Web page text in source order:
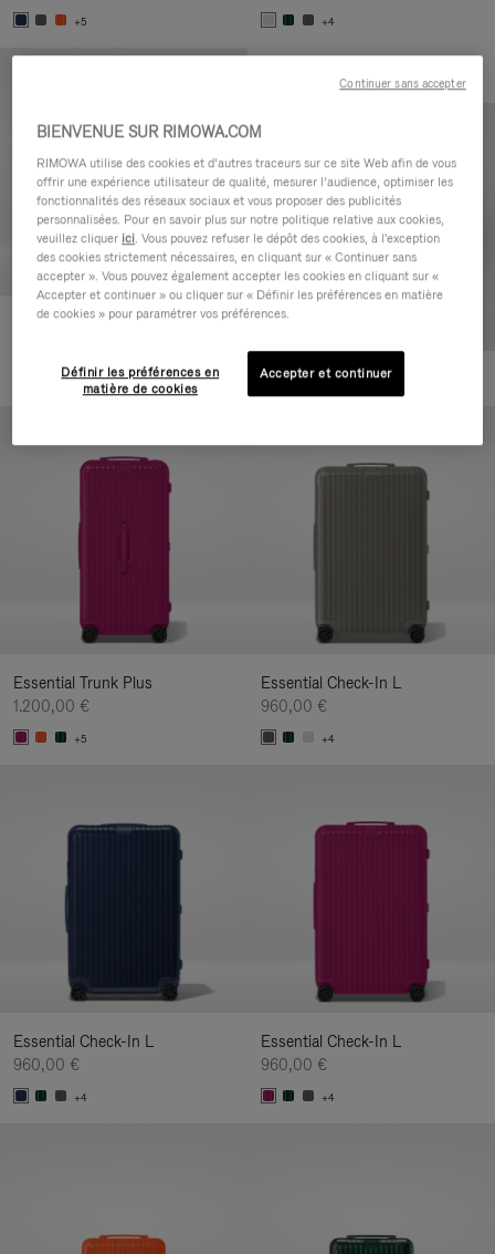
+5 +4
Essential Check-In M
+1
Essential Trunk Plus
1.200,00 €
+5
Essential Check-In L
960,00 €
+4
Essential Check-In L
960,00 €
+4
Essential Check-In L
960,00 €
+4
BIENVENUE SUR RIMOWA.COM
RIMOWA utilise des cookies et d’autres traceurs sur ce site Web afin de vous
offrir une expérience utilisateur de qualité, mesurer l’audience, optimiser les
fonctionnalités des réseaux sociaux et vous proposer des publicités
personnalisées. Pour en savoir plus sur notre politique relative aux cookies,
veuillez cliquer ici. Vous pouvez refuser le dépôt des cookies, à l'exception
des cookies strictement nécessaires, en cliquant sur « Continuer sans
accepter ». Vous pouvez également accepter les cookies en cliquant sur «
Accepter et continuer » ou cliquer sur « Définir les préférences en matière
de cookies » pour paramétrer vos préférences.
Définir les préférences en
matière de cookies
Accepter et continuer
Continuer sans accepter